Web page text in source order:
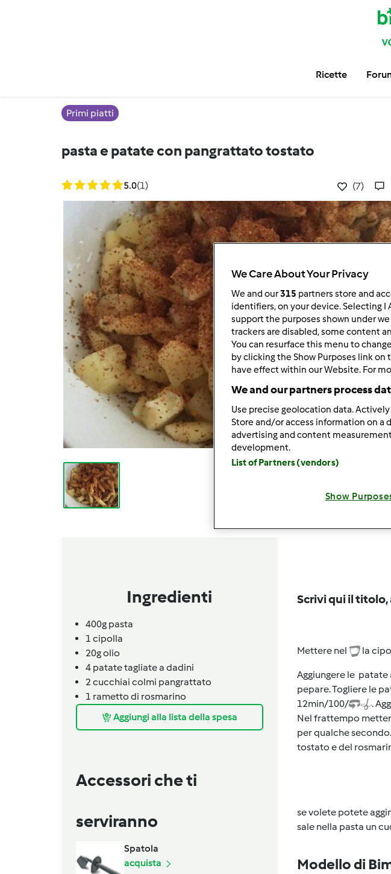
Ricette
Primi piatti
pasta e patate con pangrattato tostato
5.0(1) (7)
Ingredienti
400g pasta
1 cipolla
20golio
4 patate tagliate a dadini
2cucchiai colmi pangrattato
1 rametto di rosmarino
Aggiungi alla lista della spesa
Accessori che ti
serviranno
Spatola
acquista
Scrivi qui il titolo,
Mettere nel la
Aggiungere le patate
pepare. Togliere le
12min/100/
.
Nel frattempo
per qualche
tostato e del
se volete potete
sale nella pasta un
Modello di
We Care About Your Privacy
We and our315 partners store and
identifiers, on your device. Selecting
support the purposes shown under
trackers are disabled, some content
You can resurface this menu to
by clicking the Show Purposes link
have effect within our Website. For
We and our partners process
Use precise geolocation data.
Store and/or access information on a
advertising and content
development.
List of Partners (vendors)
Show